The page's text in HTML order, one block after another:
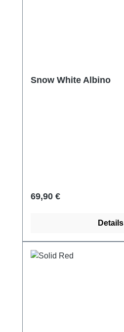
Snow White Albino
Regulärer Preis:
69,90 €
Details